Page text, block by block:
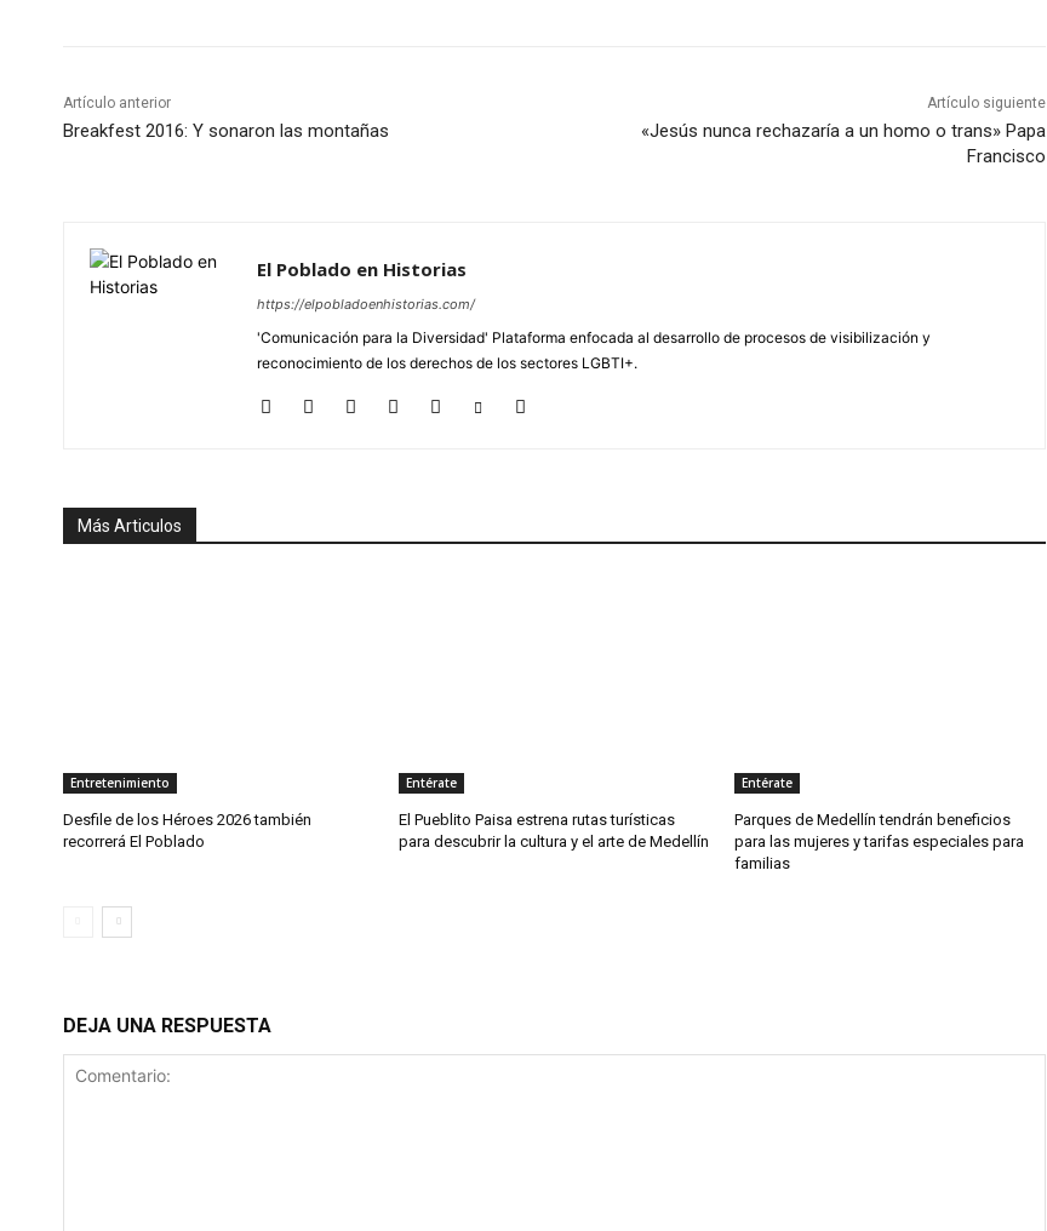
Artículo anterior
Breakfest 2016: Y sonaron las montañas
Artículo siguiente
«Jesús nunca rechazaría a un homo o trans» Papa
Francisco
El Poblado en Historias
https://elpobladoenhistorias.com/
'Comunicación para la Diversidad' Plataforma enfocada al desarrollo de procesos de visibilización y
reconocimiento de los derechos de los sectores LGBTI+.
Más Articulos
Entretenimiento
Desfile de los Héroes 2026 también
recorrerá El Poblado
Entérate
El Pueblito Paisa estrena rutas turísticas
para descubrir la cultura y el arte de Medellín
Entérate
Parques de Medellín tendrán beneficios
para las mujeres y tarifas especiales para
familias
DEJA UNA RESPUESTA